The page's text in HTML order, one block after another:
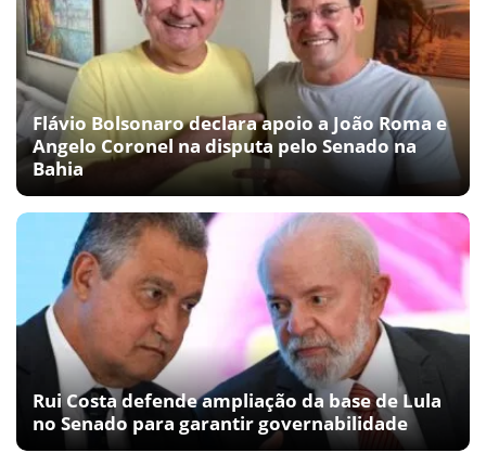
Flávio Bolsonaro declara apoio a João Roma e
Angelo Coronel na disputa pelo Senado na
Bahia
Rui Costa defende ampliação da base de Lula
no Senado para garantir governabilidade